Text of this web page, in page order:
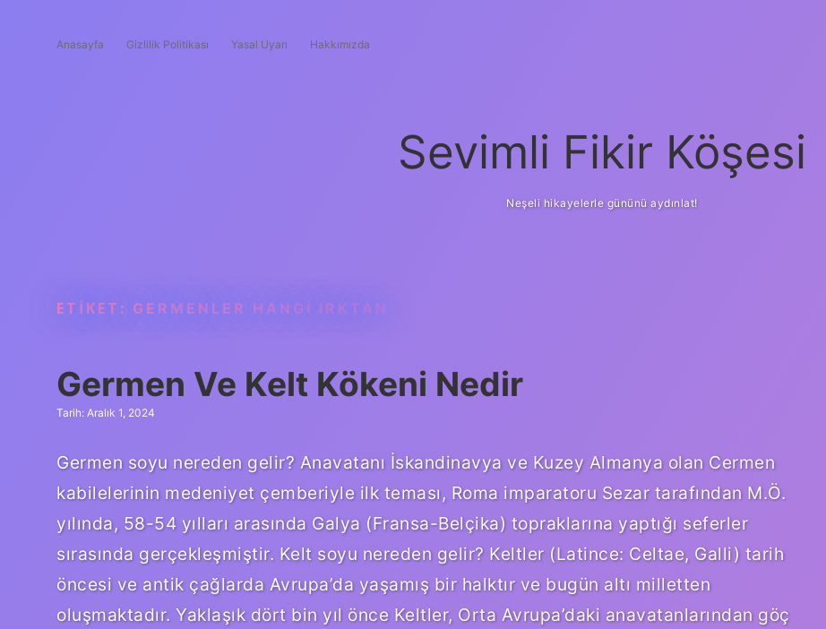
Anasayfa Gizlilik Politikası Yasal Uyarı Hakkımızda
Sevimli Fikir Köşesi
Neşeli hikayelerle gününü aydınlat!
ETIKET: GERMENLER HANGI IRKTAN
Germen Ve Kelt Kökeni Nedir
Tarih: Aralık 1, 2024
Germen soyu nereden gelir? Anavatanı İskandinavya ve Kuzey Almanya olan Cermen
kabilelerinin medeniyet çemberiyle ilk teması, Roma imparatoru Sezar tarafından M.Ö.
yılında, 58-54 yılları arasında Galya (Fransa-Belçika) topraklarına yaptığı seferler
sırasında gerçekleşmiştir. Kelt soyu nereden gelir? Keltler (Latince: Celtae, Galli) tarih
öncesi ve antik çağlarda Avrupa’da yaşamış bir halktır ve bugün altı milletten
oluşmaktadır. Yaklaşık dört bin yıl önce Keltler, Orta Avrupa’daki anavatanlarından göç